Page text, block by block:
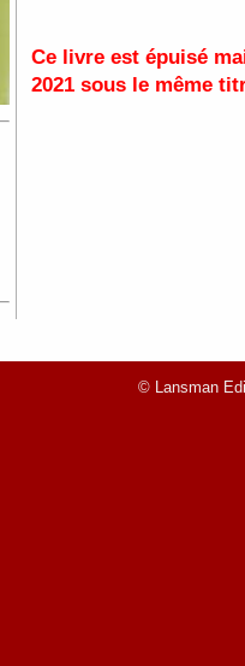
Ce livre est épuisé
2021 sous le même
© Lansman